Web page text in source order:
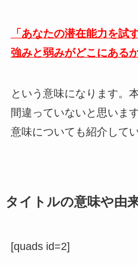
「あなたの潜在能力を試
強みと弱みがどこにある
という意味になります。
間違っていないと思いま
意味についても紹介して
タイトルの意味や由
[quads id=2]